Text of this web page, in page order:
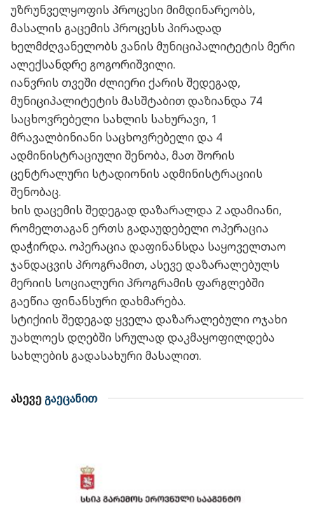
უზრუნველყოფის პროცესი მიმდინარეობს,
მასალის გაცემის პროცესს პირადად
ხელმძღვანელობს ვანის მუნიციპალიტეტის მერი
ალექსანდრე გოგორიშვილი.
იანვრის თვეში ძლიერი ქარის შედეგად,
მუნიციპალიტეტის მასშტაბით დაზიანდა 74
საცხოვრებელი სახლის სახურავი, 1
მრავალბინიანი საცხოვრებელი და 4
ადმინისტრაციული შენობა, მათ შორის
ცენტრალური სტადიონის ადმინისტრაციის
შენობაც.
ხის დაცემის შედეგად დაზარალდა 2 ადამიანი,
რომელთაგან ერთს გადაუდებელი ოპერაცია
დაჭირდა. ოპერაცია დაფინანსდა საყოველთაო
ჯანდაცვის პროგრამით, ასევე დაზარალებულს
მერიის სოციალური პროგრამის ფარგლებში
გაეწია ფინანსური დახმარება.
სტიქიის შედეგად ყველა დაზარალებული ოჯახი
უახლოეს დღებში სრულად დაკმაყოფილდება
სახლების გადასახური მასალით.
ასევე გაეცანით